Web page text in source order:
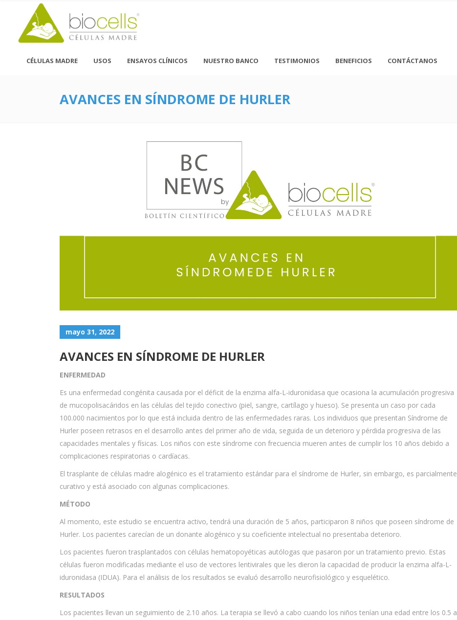
CÉLULAS MADRE USOS ENSAYOS CLÍNICOS NUESTRO BANCO TESTIMONIOS BENEFICIOS CONTÁCTANOS
AVANCES EN SÍNDROME DE HURLER
mayo 31, 2022
AVANCES EN SÍNDROME DE HURLER
ENFERMEDAD
Es una enfermedad congénita causada por el déficit de la enzima alfa-L-iduronidasa que ocasiona la acumulación progresiva
de mucopolisacáridos en las células del tejido conectivo (piel, sangre, cartílago y hueso). Se presenta un caso por cada
100.000 nacimientos por lo que está incluida dentro de las enfermedades raras. Los individuos que presentan Síndrome de
Hurler poseen retrasos en el desarrollo antes del primer año de vida, seguida de un deterioro y pérdida progresiva de las
capacidades mentales y físicas. Los niños con este síndrome con frecuencia mueren antes de cumplir los 10 años debido a
complicaciones respiratorias o cardíacas.
El trasplante de células madre alogénico es el tratamiento estándar para el síndrome de Hurler, sin embargo, es parcialmente
curativo y está asociado con algunas complicaciones.
MÉTODO
Al momento, este estudio se encuentra activo, tendrá una duración de 5 años, participaron 8 niños que poseen síndrome de
Hurler. Los pacientes carecían de un donante alogénico y su coeficiente intelectual no presentaba deterioro.
Los pacientes fueron trasplantados con células hematopoyéticas autólogas que pasaron por un tratamiento previo. Estas
células fueron modificadas mediante el uso de vectores lentivirales que les dieron la capacidad de producir la enzima alfa-L-
iduronidasa (IDUA). Para el análisis de los resultados se evaluó desarrollo neurofisiológico y esquelético.
RESULTADOS
Los pacientes llevan un seguimiento de 2.10 años. La terapia se llevó a cabo cuando los niños tenían una edad entre los 0.5 a